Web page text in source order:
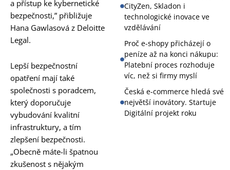
a přístup ke kybernetické
bezpečnosti,” přibližuje
Hana Gawlasová z Deloitte
Legal.
Lepší bezpečnostní
opatření mají také
společnosti s poradcem,
který doporučuje
vybudování kvalitní
infrastruktury, a tím
zlepšení bezpečnosti.
„Obecně máte-li špatnou
zkušenost s nějakým
CityZen, Skladon i
technologické inovace ve
vzdělávání
Proč e-shopy přicházejí o
peníze až na konci nákupu:
Platební proces rozhoduje
víc, než si firmy myslí
Česká e-commerce hledá své
největší inovátory. Startuje
Digitální projekt roku